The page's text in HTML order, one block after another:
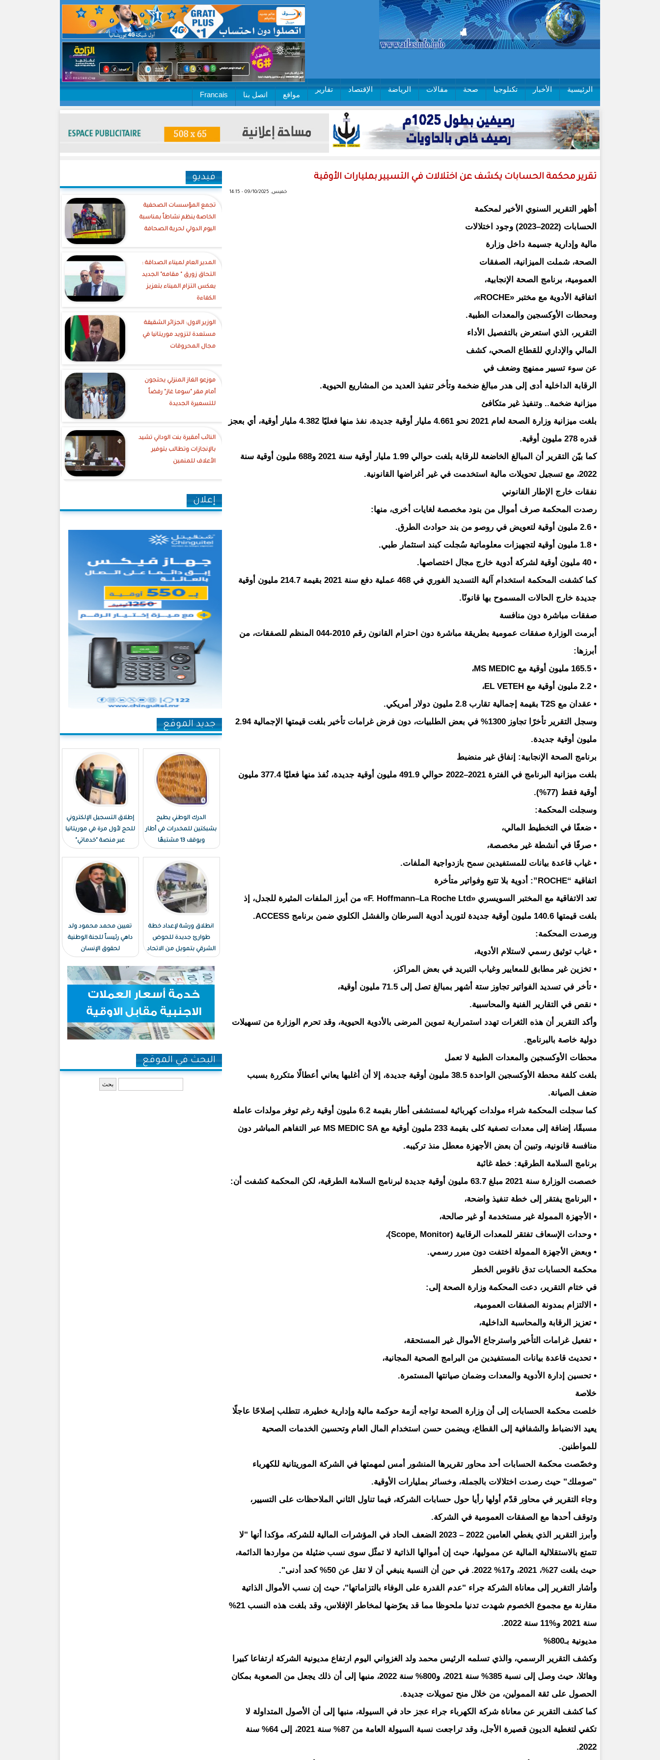
الرئيسية الأخبار تكنلوجيا صحة مقالات الرياضة الإقتصاد تقارير
مواقع اتصل بنا Francais
تقرير محكمة الحسابات يكشف عن اختلالات في التسيير بمليارات الأوقية
خميس, 09/10/2025 - 14:15
أظهر التقرير السنوي الأخير لمحكمة
الحسابات (2022–2023) وجود اختلالات
مالية وإدارية جسيمة داخل وزارة
الصحة، شملت الميزانية، الصفقات
العمومية، برنامج الصحة الإنجابية،
اتفاقية الأدوية مع مختبر «ROCHE»،
ومحطات الأوكسجين والمعدات الطبية.
التقرير، الذي استعرض بالتفصيل الأداء
المالي والإداري للقطاع الصحي، كشف
عن سوء تسيير ممنهج وضعف في
الرقابة الداخلية أدى إلى هدر مبالغ ضخمة وتأخر تنفيذ العديد من المشاريع الحيوية.
ميزانية ضخمة.. وتنفيذ غير متكافئ
بلغت ميزانية وزارة الصحة لعام 2021 نحو 4.661 مليار أوقية جديدة، نفذ منها فعليًا 4.382 مليار أوقية، أي بعجز
قدره 278 مليون أوقية.
كما بيّن التقرير أن المبالغ الخاضعة للرقابة بلغت حوالي 1.99 مليار أوقية سنة 2021 و688 مليون أوقية سنة
2022، مع تسجيل تحويلات مالية استخدمت في غير أغراضها القانونية.
نفقات خارج الإطار القانوني
رصدت المحكمة صرف أموال من بنود مخصصة لغايات أخرى، منها:
• 2.6 مليون أوقية لتعويض في روصو من بند حوادث الطرق.
• 1.8 مليون أوقية لتجهيزات معلوماتية سُجلت كبند استثمار طبي.
• 40 مليون أوقية لشركة أدوية خارج مجال اختصاصها.
كما كشفت المحكمة استخدام آلية التسديد الفوري في 468 عملية دفع سنة 2021 بقيمة 214.7 مليون أوقية
جديدة خارج الحالات المسموح بها قانونًا.
صفقات مباشرة دون منافسة
أبرمت الوزارة صفقات عمومية بطريقة مباشرة دون احترام القانون رقم 2010-044 المنظم للصفقات، من
أبرزها:
• 165.5 مليون أوقية مع MS MEDIC،
• 2.2 مليون أوقية مع EL VETEH،
• عقدان مع T2S بقيمة إجمالية تقارب 2.8 مليون دولار أمريكي.
وسجل التقرير تأخرًا تجاوز 1300% في بعض الطلبيات، دون فرض غرامات تأخير بلغت قيمتها الإجمالية 2.94
مليون أوقية جديدة.
برنامج الصحة الإنجابية: إنفاق غير منضبط
بلغت ميزانية البرنامج في الفترة 2021–2022 حوالي 491.9 مليون أوقية جديدة، نُفذ منها فعليًا 377.4 مليون
أوقية فقط (77%).
وسجلت المحكمة:
• ضعفًا في التخطيط المالي،
• صرفًا في أنشطة غير مخصصة،
• غياب قاعدة بيانات للمستفيدين سمح بازدواجية الملفات.
اتفاقية “ROCHE”: أدوية بلا تتبع وفواتير متأخرة
تعد الاتفاقية مع المختبر السويسري «F. Hoffmann–La Roche Ltd» من أبرز الملفات المثيرة للجدل، إذ
بلغت قيمتها 140.6 مليون أوقية جديدة لتوريد أدوية السرطان والفشل الكلوي ضمن برنامج ACCESS.
ورصدت المحكمة:
• غياب توثيق رسمي لاستلام الأدوية،
• تخزين غير مطابق للمعايير وغياب التبريد في بعض المراكز،
• تأخر في تسديد الفواتير تجاوز ستة أشهر بمبالغ تصل إلى 71.5 مليون أوقية،
• نقص في التقارير الفنية والمحاسبية.
وأكد التقرير أن هذه الثغرات تهدد استمرارية تموين المرضى بالأدوية الحيوية، وقد تحرم الوزارة من تسهيلات
دولية خاصة بالبرنامج.
محطات الأوكسجين والمعدات الطبية لا تعمل
بلغت كلفة محطة الأوكسجين الواحدة 38.5 مليون أوقية جديدة، إلا أن أغلبها يعاني أعطالًا متكررة بسبب
ضعف الصيانة.
كما سجلت المحكمة شراء مولدات كهربائية لمستشفى أطار بقيمة 6.2 مليون أوقية رغم توفر مولدات عاملة
مسبقًا، إضافة إلى معدات تصفية كلى بقيمة 233 مليون أوقية مع MS MEDIC SA عبر التفاهم المباشر دون
منافسة قانونية، وتبين أن بعض الأجهزة معطل منذ تركيبه.
برنامج السلامة الطرقية: خطة غائبة
خصصت الوزارة سنة 2021 مبلغ 63.7 مليون أوقية جديدة لبرنامج السلامة الطرقية، لكن المحكمة كشفت أن:
• البرنامج يفتقر إلى خطة تنفيذ واضحة،
• الأجهزة الممولة غير مستخدمة أو غير صالحة،
• وحدات الإسعاف تفتقر للمعدات الرقابية (Scope, Monitor)،
• وبعض الأجهزة الممولة اختفت دون مبرر رسمي.
محكمة الحسابات تدق ناقوس الخطر
في ختام التقرير، دعت المحكمة وزارة الصحة إلى:
• الالتزام بمدونة الصفقات العمومية،
• تعزيز الرقابة والمحاسبة الداخلية،
• تفعيل غرامات التأخير واسترجاع الأموال غير المستحقة،
• تحديث قاعدة بيانات المستفيدين من البرامج الصحية المجانية،
• تحسين إدارة الأدوية والمعدات وضمان صيانتها المستمرة.
خلاصة
خلصت محكمة الحسابات إلى أن وزارة الصحة تواجه أزمة حوكمة مالية وإدارية خطيرة، تتطلب إصلاحًا عاجلًا
يعيد الانضباط والشفافية إلى القطاع، ويضمن حسن استخدام المال العام وتحسين الخدمات الصحية
للمواطنين.
وخصّصت محكمة الحسابات أحد محاور تقريرها المنشور أمس لمهمتها في الشركة الموريتانية للكهرباء
"صوملك" حيث رصدت اختلالات بالجملة، وخسائر بمليارات الأوقية.
وجاء التقرير في محاور قدّم أولها رأيا حول حسابات الشركة، فيما تناول الثاني الملاحظات على التسيير،
وتوقف أحدها مع الصفقات العمومية في الشركة.
وأبرز التقرير الذي يغطي العامين 2022 – 2023 الضعف الحاد في المؤشرات المالية للشركة، مؤكدا أنها "لا
تتمتع بالاستقلالية المالية عن مموليها، حيث إن أموالها الذاتية لا تمثّل سوى نسب ضئيلة من مواردها الدائمة،
حيث بلغت 27%، 2021، و17% 2022. في حين أن النسبة ينبغي أن لا تقل عن 50% كحد أدنى".
وأشار التقرير إلى معاناة الشركة جراء "عدم القدرة على الوفاء بالتزاماتها"، حيث إن نسب الأموال الذاتية
مقارنة مع مجموع الخصوم شهدت تدنيا ملحوظا مما قد يعرّضها لمخاطر الإفلاس، وقد بلغت هذه النسب 21%
سنة 2021 و%11 سنة 2022.
مديونية بـ800%
وكشف التقرير الرسمي، والذي تسلمه الرئيس محمد ولد الغزواني اليوم ارتفاع مديونية الشركة ارتفاعا كبيرا
وهائلا، حيث وصل إلى نسبة 385% سنة 2021، و800% سنة 2022، منبها إلى أن ذلك يجعل من الصعوبة بمكان
الحصول على ثقة الممولين، من خلال منح تمويلات جديدة.
كما كشف التقرير عن معاناة شركة الكهرباء جراء عجز حاد في السيولة، منبها إلى أن الأصول المتداولة لا
تكفي لتغطية الديون قصيرة الأجل، وقد تراجعت نسبة السيولة العامة من 87% سنة 2021، إلى 64% سنة
2022.
فيديو
تجمع المؤسسات الصحفية
الخاصة ينظم نشاطاً بمناسبة
اليوم الدولي لحرية الصحافة
‎المدير العام لميناء الصداقة :
التحاق زورق " مقامه" الجديد
يعكس التزام الميناء بتعزيز
الكفاءة
الوزير الاول: الجزائر الشقيقة
مستعدة لتزويد موريتانيا في
مجال المحروقات
موزعو الغاز المنزلي يحتجون
أمام مقر "سوما غاز" رفضاً
للتسعيرة الجديدة
النائب أمقيرة بنت الوداني تشيد
بالإنجازات وتطالب بتوفير
الأعلاف للمنمين
إعلان
جديد الموقع
الدرك الوطني يطيح
بشبكتين للمخدرات في أطار
ويوقف 13 مشتبهًا
إطلاق التسجيل الإلكتروني
للحج لأول مرة في موريتانيا
عبر منصة "خدماتي"
انطلاق ورشة لإعداد خطة
طوارئ جديدة للحوض
الشرقي بتمويل من الاتحاد
تعيين محمد محمود ولد
داهي رئيساً للجنة الوطنية
لحقوق الإنسان
البحث في الموقع